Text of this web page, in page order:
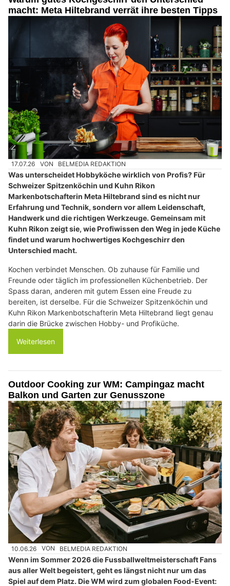
macht: Meta Hiltebrand verrät ihre besten Tipps
17.07.26 VON BELMEDIA REDAKTION
Was unterscheidet Hobbyköche wirklich von Profis? Für
Schweizer Spitzenköchin und Kuhn Rikon
Markenbotschafterin Meta Hiltebrand sind es nicht nur
Erfahrung und Technik, sondern vor allem Leidenschaft,
Handwerk und die richtigen Werkzeuge. Gemeinsam mit
Kuhn Rikon zeigt sie, wie Profiwissen den Weg in jede Küche
findet und warum hochwertiges Kochgeschirr den
Unterschied macht.
Kochen verbindet Menschen. Ob zuhause für Familie und
Freunde oder täglich im professionellen Küchenbetrieb. Der
Spass daran, anderen mit gutem Essen eine Freude zu
bereiten, ist derselbe. Für die Schweizer Spitzenköchin und
Kuhn Rikon Markenbotschafterin Meta Hiltebrand liegt genau
darin die Brücke zwischen Hobby- und Profiküche.
Weiterlesen
Outdoor Cooking zur WM: Campingaz macht
Balkon und Garten zur Genusszone
10.06.26 VON BELMEDIA REDAKTION
Wenn im Sommer 2026 die Fussballweltmeisterschaft Fans
aus aller Welt begeistert, geht es längst nicht nur um das
Spiel auf dem Platz. Die WM wird zum globalen Food-Event: